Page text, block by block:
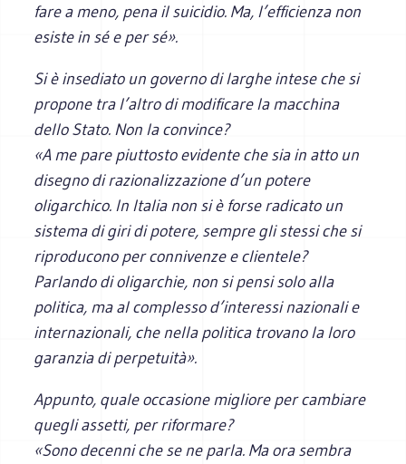
fare a meno, pena il suicidio. Ma, l’efficienza non
esiste in sé e per sé».
Si è insediato un governo di larghe intese che si
propone tra l’altro di modificare la macchina
dello Stato. Non la convince?
«A me pare piuttosto evidente che sia in atto un
disegno di razionalizzazione d’un potere
oligarchico. In Italia non si è forse radicato un
sistema di giri di potere, sempre gli stessi che si
riproducono per connivenze e clientele?
Parlando di oligarchie, non si pensi solo alla
politica, ma al complesso d’interessi nazionali e
internazionali, che nella politica trovano la loro
garanzia di perpetuità».
Appunto, quale occasione migliore per cambiare
quegli assetti, per riformare?
«Sono decenni che se ne parla. Ma ora sembra